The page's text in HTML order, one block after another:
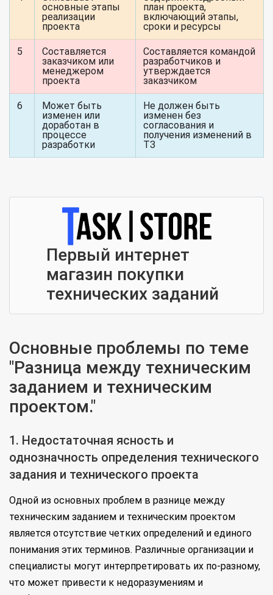
основные этапы
реализации
проекта
план проекта,
включающий этапы,
сроки и ресурсы
5
Составляется
заказчиком или
менеджером
проекта
Составляется командой
разработчиков и
утверждается
заказчиком
6
Может быть
изменен или
доработан в
процессе
разработки
Не должен быть
изменен без
согласования и
получения изменений в
ТЗ
Первый интернет
магазин покупки
технических заданий
Основные проблемы по теме
"Разница между техническим
заданием и техническим
проектом."
1. Недостаточная ясность и
однозначность определения технического
задания и технического проекта
Одной из основных проблем в разнице между
техническим заданием и техническим проектом
является отсутствие четких определений и единого
понимания этих терминов. Различные организации и
специалисты могут интерпретировать их по-разному,
что может привести к недоразумениям и